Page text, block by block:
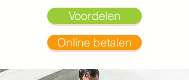
Voordelen
Online betalen